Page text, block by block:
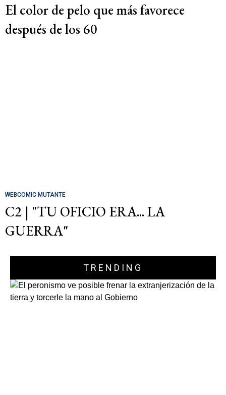
El color de pelo que más favorece
después de los 60
WEBCOMIC MUTANTE
C2 | "TU OFICIO ERA... LA
GUERRA"
TRENDING